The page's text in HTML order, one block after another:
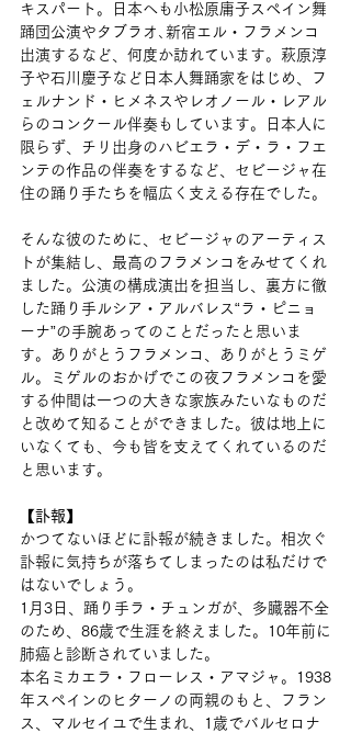
キスパート。日本へも小松原庸子スペイン舞
踊団公演やタブラオ､新宿エル・フラメンコ
出演するなど、何度か訪れています。萩原淳
子や石川慶子など日本人舞踊家をはじめ、フ
ェルナンド・ヒメネスやレオノール・レアル
らのコンクール伴奏もしています。日本人に
限らず、チリ出身のハビエラ・デ・ラ・フエ
ンテの作品の伴奏をするなど、セビージャ在
住の踊り手たちを幅広く支える存在でした。
そんな彼のために、セビージャのアーティス
トが集結し、最高のフラメンコをみせてくれ
ました。公演の構成演出を担当し、裏方に徹
した踊り手ルシア・アルバレス“ラ・ピニョ
ーナ”の手腕あってのことだったと思いま
す。ありがとうフラメンコ、ありがとうミゲ
ル。ミゲルのおかげでこの夜フラメンコを愛
する仲間は一つの大きな家族みたいなものだ
と改めて知ることができました。彼は地上に
いなくても、今も皆を支えてくれているのだ
と思います。
【訃報】
かつてないほどに訃報が続きました。相次ぐ
訃報に気持ちが落ちてしまったのは私だけで
はないでしょう。
1月3日、踊り手ラ・チュンガが、多臓器不全
のため、86歳で生涯を終えました。10年前に
肺癌と診断されていました。
本名ミカエラ・フローレス・アマジャ。1938
年スペインのヒターノの両親のもと、フラン
ス、マルセイユで生まれ、1歳でバルセロナ